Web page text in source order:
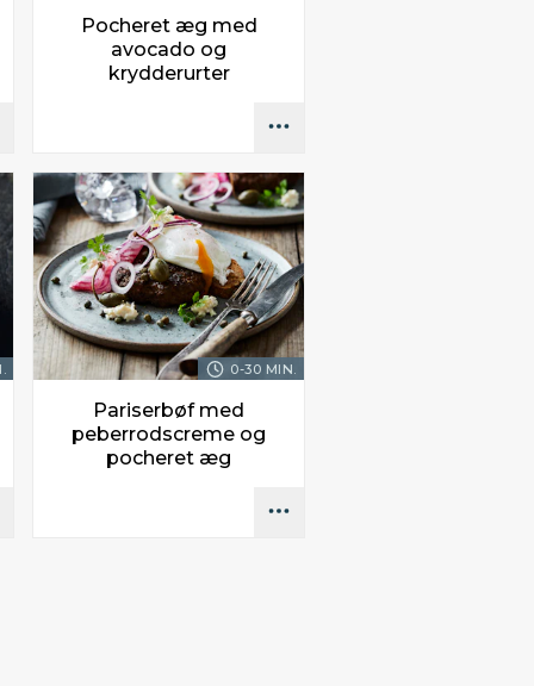
Pocheret æg med
avocado og
krydderurter
0-30 MIN.
Pariserbøf med
peberrodscreme og
pocheret æg